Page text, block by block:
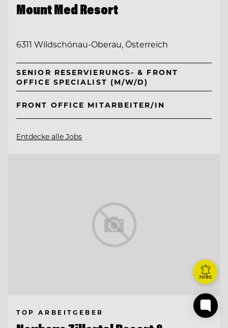
Mount Med Resort
6311 Wildschönau-Oberau, Österreich
SENIOR RESERVIERUNGS- & FRONT
OFFICE SPECIALIST (M/W/D)
FRONT OFFICE MITARBEITER/IN
Entdecke alle Jobs
TOP ARBEITGEBER
JOBS